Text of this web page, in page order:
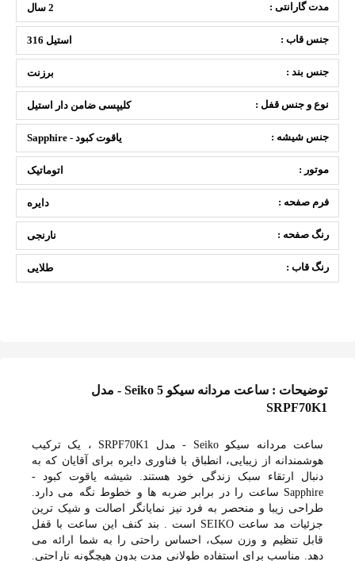
مدت گارانتی : 2 سال
جنس قاب : استیل 316
جنس بند : برزنت
نوع و جنس قفل : کلیپسی ضامن دار استیل
جنس شیشه : یاقوت کبود - Sapphire
موتور : اتوماتیک
فرم صفحه : دایره
رنگ صفحه : نارنجی
رنگ قاب : طلایی
توضیحات : ساعت مردانه سیکو 5 Seiko - مدل
SRPF70K1
ساعت مردانه سیکو Seiko - مدل SRPF70K1 ، یک ترکیب
هوشمندانه از زیبایی، انطباق با فناوری دایره برای آقایان که به
دنبال ارتقاء سبک زندگی خود هستند. شیشه یاقوت کبود -
Sapphire ساعت را در برابر ضربه ها و خطوط نگه می دارد.
طراحی زیبا و منحصر به فرد نیز نمایانگر اصالت و شیک ترین
جزئیات مد ساعت SEIKO است . بند کنف این ساعت با قفل
قابل تنظیم و وزن سبک، احساس راحتی را به شما ارائه می
دهد. مناسب برای استفاده طولانی مدت بدون هیچگونه ناراحتی.